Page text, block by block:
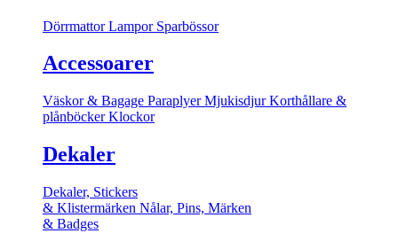
DörrmattorLampor Sparbössor
Accessoarer
Väskor & Bagage ParaplyerMjukisdjurKorthållare &
plånböckerKlockor
Dekaler
Dekaler, Stickers
& Klistermärken Nålar, Pins, Märken
& Badges